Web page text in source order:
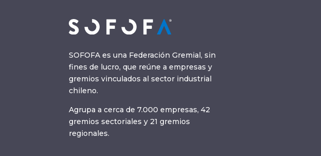
SOFOFA es una Federación Gremial, sin
fines de lucro, que reúne a empresas y
gremios vinculados al sector industrial
chileno.
Agrupa a cerca de 7.000 empresas, 42
gremios sectoriales y 21 gremios
regionales.